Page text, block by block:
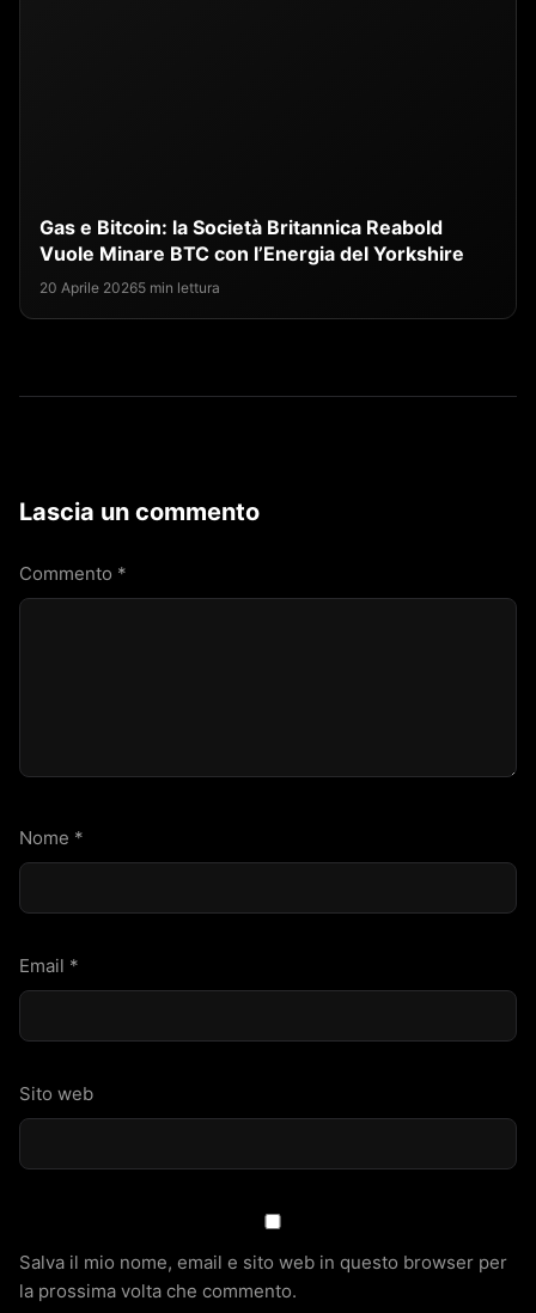
Gas e Bitcoin: la Società Britannica Reabold
Vuole Minare BTC con l’Energia del Yorkshire
20 Aprile 20265 min lettura
Lascia un commento
Commento *
Nome *
Email *
Sito web
Salva il mio nome, email e sito web in questo browser per
la prossima volta che commento.